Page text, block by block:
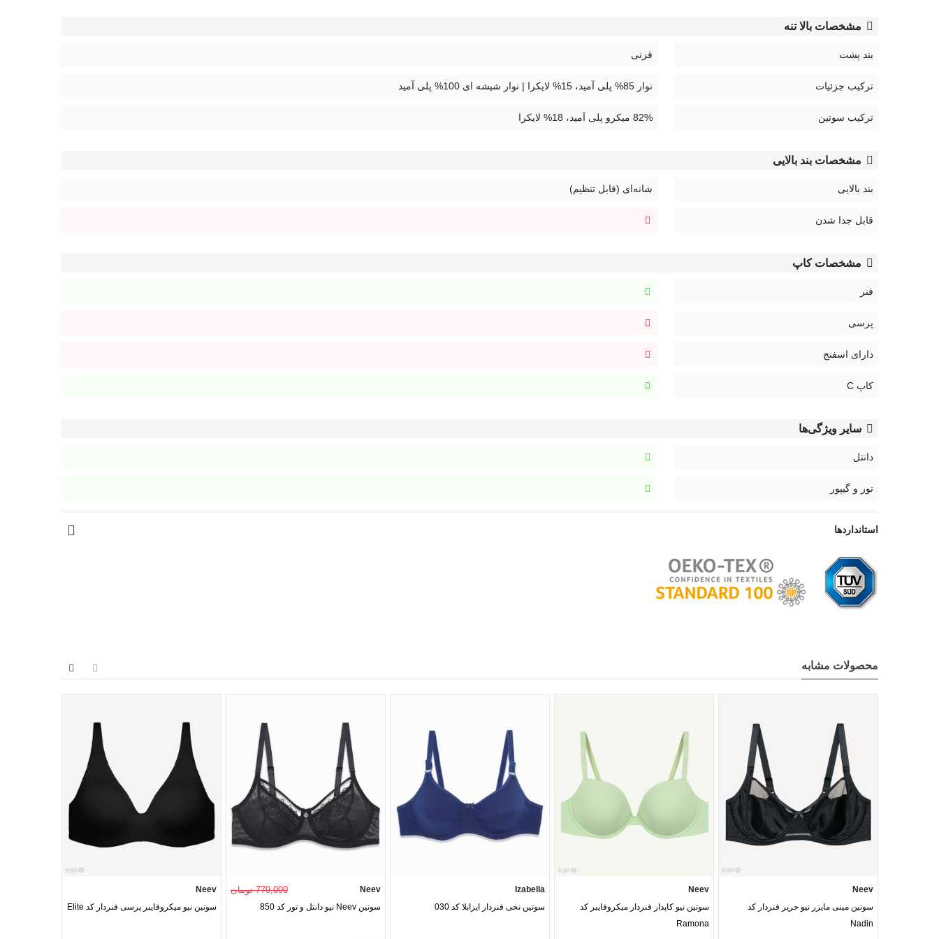
مشخصات بالا تنه
بند پشت قزنی
ترکیب جزئیات نوار 85% پلی آمید، 15% لایکرا | نوار شیشه ای 100% پلی آمید
ترکیب سوتین 82% میکرو پلی آمید، 18% لایکرا
مشخصات بند بالایی
بند بالایی شانه‌ای (قابل تنظیم)
قابل جدا شدن
مشخصات کاپ
فنر
پرسی
دارای اسفنج
کاپ C
سایر ویژگی‌ها
دانتل
تور و گیپور
استانداردها
محصولات مشابه
Neev
سوتین مینی مایزر نیو حریر فنردار کد
Nadin
Neev
سوتین نیو کاپدار فنردار میکروفایبر کد
Ramona
Izabella
سوتین نخی فنردار ایزابلا کد 030
Neev 779,000 تومان
سوتین Neev نیو دانتل و تور کد 850
Neev
سوتین نیو میکروفایبر پرسی فنردار کد Elite